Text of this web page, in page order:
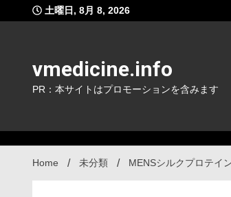
to
土曜日, 8月 8, 2026
vmedicine.info
PR：本サイトはプロモーションを含みます
Home 未分類 MENSシルクプロテイ